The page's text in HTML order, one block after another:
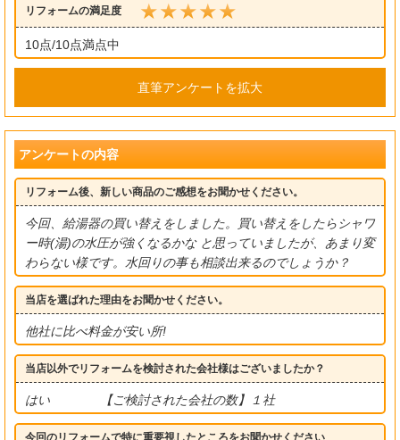
リフォームの満足度
10点/10点満点中
直筆アンケートを拡大
アンケートの内容
リフォーム後、新しい商品のご感想をお聞かせください。
今回、給湯器の買い替えをしました。買い替えをしたらシャワ
ー時(湯)の水圧が強くなるかな と思っていましたが、あまり変
わらない様です。水回りの事も相談出来るのでしょうか？
当店を選ばれた理由をお聞かせください。
他社に比べ料金が安い所!
当店以外でリフォームを検討された会社様はございましたか？
はい 【ご検討された会社の数】１社